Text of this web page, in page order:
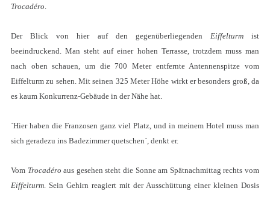
Trocadéro
Der Blick von hier auf den gegenüberliegenden Eiffelturmist
beeindruckend. Man steht auf einer hohen Terrasse, trotzdem muss man
nach oben schauen, um die 700 Meter entfernte Antennenspitze vom
Eiffelturm zu sehen. Mit seinen 325 Meter Höhe wirkt er besonders groß, da
es kaum Konkurrenz-Gebäude in der Nähe hat.
´Hier haben die Franzosen ganz viel Platz, und in meinem Hotel muss man
sich geradezu ins Badezimmer quetschen´, denkt er.
Vom Trocadéro aus gesehen steht die Sonne am Spätnachmittag rechts vom
Eiffelturm . Sein Gehirn reagiert mit der Ausschüttung einer kleinen Dosis